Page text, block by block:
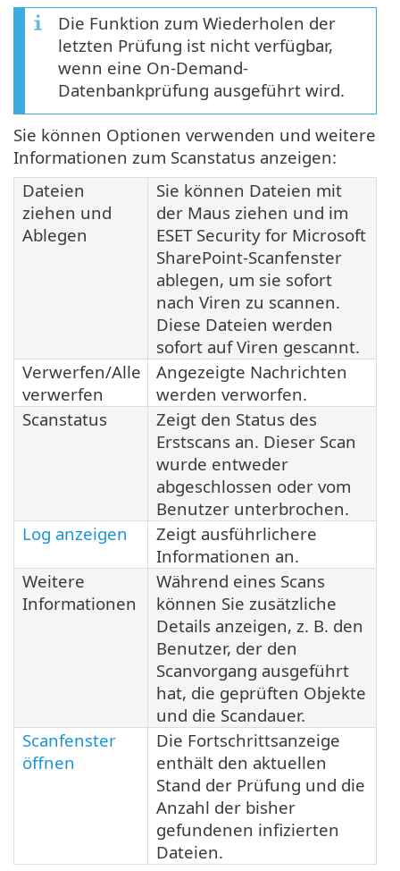
Die Funktion zum Wiederholen der
letzten Prüfung ist nicht verfügbar,
wenn eine On-Demand-
Datenbankprüfung ausgeführt wird.
Sie können Optionen verwenden und weitere
Informationen zum Scanstatus anzeigen:
Dateien
ziehen und
Ablegen
Sie können Dateien mit
der Maus ziehen und im
ESET Security for Microsoft
SharePoint-Scanfenster
ablegen, um sie sofort
nach Viren zu scannen.
Diese Dateien werden
sofort auf Viren gescannt.
Verwerfen/Alle
verwerfen
Angezeigte Nachrichten
werden verworfen.
Scanstatus
Zeigt den Status des
Erstscans an. Dieser Scan
wurde entweder
abgeschlossen oder vom
Benutzer unterbrochen.
Log anzeigen
Zeigt ausführlichere
Informationen an.
Weitere
Informationen
Während eines Scans
können Sie zusätzliche
Details anzeigen, z. B. den
Benutzer, der den
Scanvorgang ausgeführt
hat, die geprüften Objekte
und die Scandauer.
Scanfenster
öffnen
Die Fortschrittsanzeige
enthält den aktuellen
Stand der Prüfung und die
Anzahl der bisher
gefundenen infizierten
Dateien.